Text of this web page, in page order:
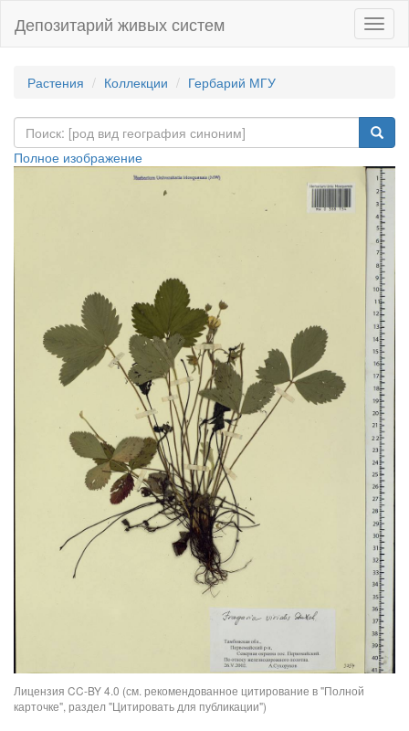
Депозитарий живых систем
Растения Коллекции Гербарий МГУ
Полное изображение
Лицензия CC-BY 4.0 (см. рекомендованное цитирование в "Полной
карточке", раздел "Цитировать для публикации")